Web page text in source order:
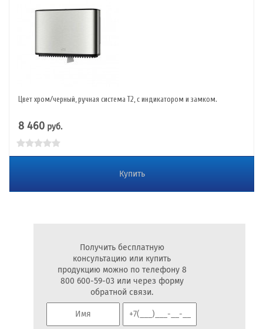
Цвет хром/черный, ручная система Т2, с индикатором и замком.
8 460 руб.
Купить
Получить бесплатную
консультацию или купить
продукцию можно по телефону 8
800 600-59-03 или через форму
обратной связи.